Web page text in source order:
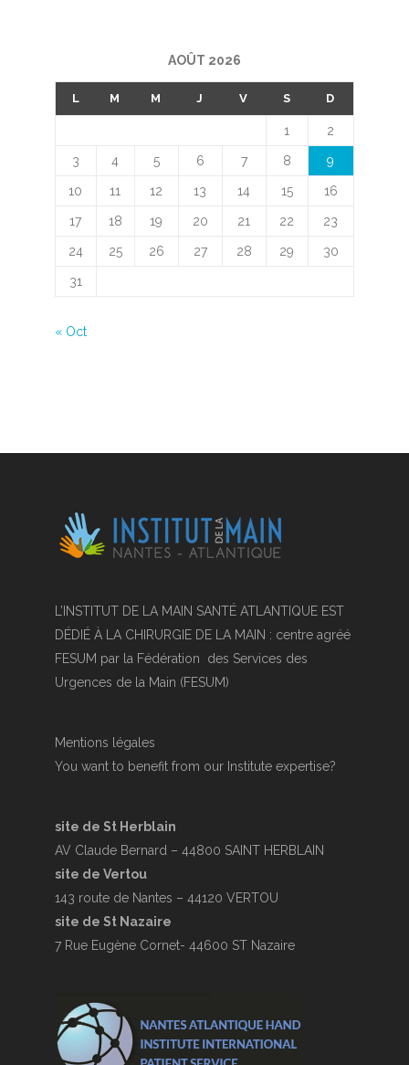
AOÛT 2026
L M M J V S D
1 2
3 4 5 6 7 8 9
10 11 12 13 14 15 16
17 18 19 20 21 22 23
24 25 26 27 28 29 30
31
« Oct
L’INSTITUT DE LA MAIN SANTÉ ATLANTIQUE EST
DÉDIÉ À LA CHIRURGIE DE LA MAIN : centre agréé
FESUM par la Fédération des Services des
Urgences de la Main (FESUM)
Mentions légales
You want to benefit from our Institute expertise?
site de St Herblain
AV Claude Bernard – 44800 SAINT HERBLAIN
site de Vertou
143 route de Nantes – 44120 VERTOU
site de St Nazaire
7 Rue Eugène Cornet- 44600 ST Nazaire